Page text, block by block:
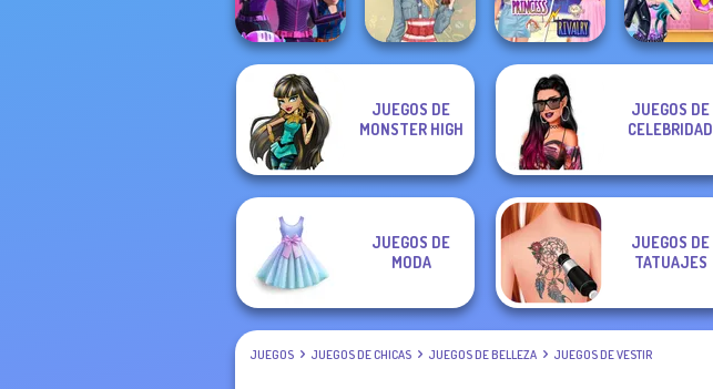
Spy Squad
Academy
Americana
Elsa And
Rapunzel
Princess Riv...
The Princess
Sent To The
Futur...
JUEGOS DE
MONSTER HIGH
JUEGOS DE
CELEBRIDAD
JUEGOS DE
MODA
JUEGOS DE
TATUAJES
JUEGOS JUEGOS DE CHICAS JUEGOS DE BELLEZA JUEGOS DE VESTIR